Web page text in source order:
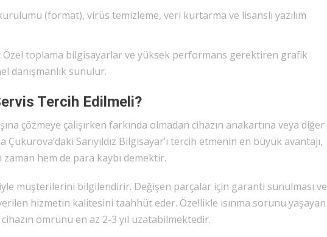
(format), virüs temizleme, veri kurtarma ve lisanslı yazılım
Özel toplama bilgisayarlar ve yüksek performans gerektiren grafik
danışmanlık sunulur.
Tercih Edilmeli?
çözmeye çalışırken farkında olmadan cihazın anakartına veya diğer
Sarıyıldız Bilgisayar’ı tercih etmenin en büyük avantajı,
zaman hem de para kaybı demektir.
müşterilerini bilgilendirir. Değişen parçalar için garanti sunulması ve
hizmetin kalitesini taahhüt eder. Özellikle ısınma sorunu yaşayan
ömrünü en az 2-3 yıl uzatabilmektedir.